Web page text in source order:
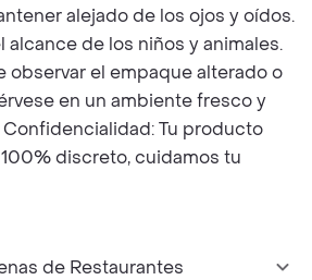
alejado de los ojos y oídos.
alcance de los niños y animales.
observar el empaque alterado o
en un ambiente fresco y
Confidencialidad: Tu producto
discreto, cuidamos tu
de Restaurantes